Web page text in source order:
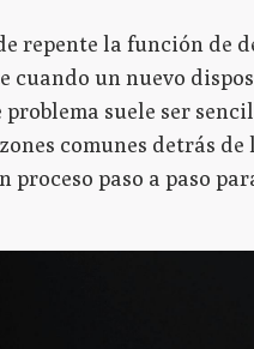
repente la función de
cuando un nuevo
suele ser
comunes detrás de
paso a paso